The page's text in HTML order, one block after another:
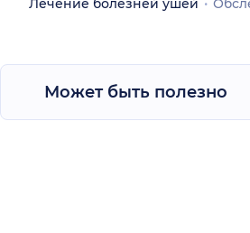
Лечение болезней ушей
Может быть полезно